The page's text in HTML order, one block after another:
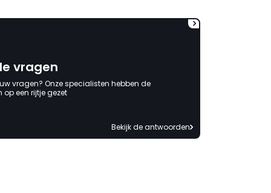
vragen
vragen? Onze specialisten hebben de
een rijtje gezet
Bekijk de antwoorden